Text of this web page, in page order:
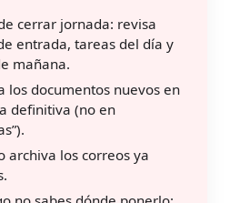
cerrar jornada: revisa
entrada, tareas del día y
mañana.
los documentos nuevos en
definitiva (no en
archiva los correos ya